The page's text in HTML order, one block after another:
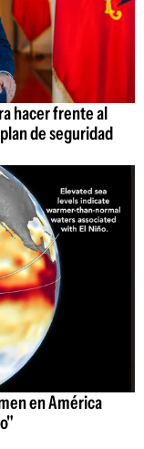
hacer frente al
de seguridad
en América